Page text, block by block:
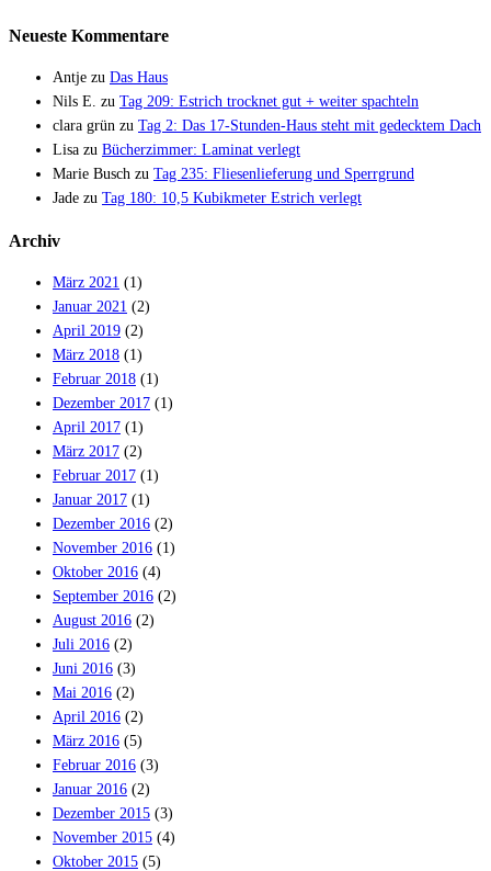
Neueste Kommentare
Antje zu Das Haus
Nils E. zu Tag 209: Estrich trocknet gut + weiter spachteln
clara grün zu Tag 2: Das 17-Stunden-Haus steht mit gedecktem Dach
Lisa zu Bücherzimmer: Laminat verlegt
Marie Busch zu Tag 235: Fliesenlieferung und Sperrgrund
Jade zu Tag 180: 10,5 Kubikmeter Estrich verlegt
Archiv
März 2021 (1)
Januar 2021 (2)
April 2019 (2)
März 2018 (1)
Februar 2018 (1)
Dezember 2017 (1)
April 2017 (1)
März 2017 (2)
Februar 2017 (1)
Januar 2017 (1)
Dezember 2016 (2)
November 2016 (1)
Oktober 2016 (4)
September 2016 (2)
August 2016 (2)
Juli 2016 (2)
Juni 2016 (3)
Mai 2016 (2)
April 2016 (2)
März 2016 (5)
Februar 2016 (3)
Januar 2016 (2)
Dezember 2015 (3)
November 2015 (4)
Oktober 2015 (5)